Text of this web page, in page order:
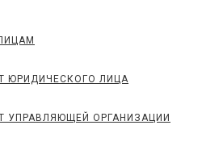
ЮРИДИЧЕСКОГО ЛИЦА
УПРАВЛЯЮЩЕЙ ОРГАНИЗАЦИИ